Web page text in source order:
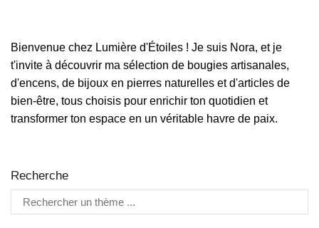
Bienvenue chez Lumière d'Étoiles ! Je suis Nora, et je
t'invite à découvrir ma sélection de bougies artisanales,
d'encens, de bijoux en pierres naturelles et d'articles de
bien-être, tous choisis pour enrichir ton quotidien et
transformer ton espace en un véritable havre de paix.
Recherche